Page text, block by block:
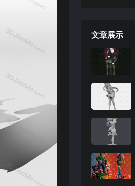
文章展示